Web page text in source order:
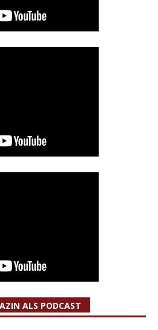
ALS PODCAST